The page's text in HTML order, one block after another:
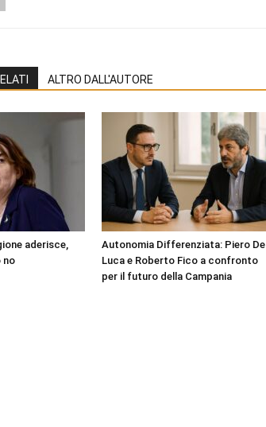
ALTRO DALL'AUTORE
aderisce,
no
Autonomia Differenziata: Piero De
Luca e Roberto Fico a confronto
per il futuro della Campania